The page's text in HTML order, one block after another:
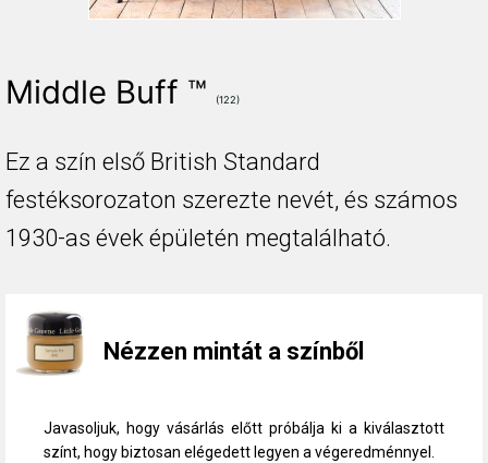
Middle Buff ™ (122)
Ez a szín első British Standard
festéksorozaton szerezte nevét, és számos
1930-as évek épületén megtalálható.
Nézzen mintát a színből
Javasoljuk, hogy vásárlás előtt próbálja ki a kiválasztott
színt, hogy biztosan elégedett legyen a végeredménnyel.